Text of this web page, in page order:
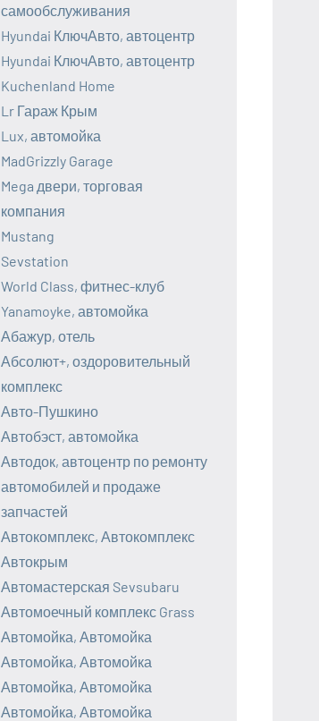
самообслуживания
Hyundai КлючАвто, автоцентр
Hyundai КлючАвто, автоцентр
Kuchenland Home
Lr Гараж Крым
Lux, автомойка
MadGrizzly Garage
Mega двери, торговая
компания
Mustang
Sevstation
World Class, фитнес-клуб
Yanamoyke, автомойка
Абажур, отель
Абсолют+, оздоровительный
комплекс
Авто-Пушкино
Автобэст, автомойка
Автодок, автоцентр по ремонту
автомобилей и продаже
запчастей
Автокомплекс, Автокомплекс
Автокрым
Автомастерская Sevsubaru
Автомоечный комплекс Grass
Автомойка, Автомойка
Автомойка, Автомойка
Автомойка, Автомойка
Автомойка, Автомойка